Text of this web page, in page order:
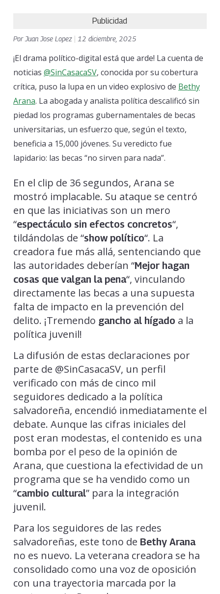
Publicidad
Por Juan Jose Lopez 12 diciembre, 2025
¡El drama político-digital está que arde! La cuenta de
noticias @SinCasacaSV, conocida por su cobertura
crítica, puso la lupa en un video explosivo de Bethy
Arana. La abogada y analista política descalificó sin
piedad los programas gubernamentales de becas
universitarias, un esfuerzo que, según el texto,
beneficia a 15,000 jóvenes. Su veredicto fue
lapidario: las becas “no sirven para nada”.
En el clip de 36 segundos, Arana se
mostró implacable. Su ataque se centró
en que las iniciativas son un mero
“espectáculo sin efectos concretos“,
tildándolas de “show político“. La
creadora fue más allá, sentenciando que
las autoridades deberían “Mejor hagan
cosas que valgan la pena“, vinculando
directamente las becas a una supuesta
falta de impacto en la prevención del
delito. ¡Tremendo gancho al hígado a la
política juvenil!
La difusión de estas declaraciones por
parte de @SinCasacaSV, un perfil
verificado con más de cinco mil
seguidores dedicado a la política
salvadoreña, encendió inmediatamente el
debate. Aunque las cifras iniciales del
post eran modestas, el contenido es una
bomba por el peso de la opinión de
Arana, que cuestiona la efectividad de un
programa que se ha vendido como un
“cambio cultural” para la integración
juvenil.
Para los seguidores de las redes
salvadoreñas, este tono de Bethy Arana
no es nuevo. La veterana creadora se ha
consolidado como una voz de oposición
con una trayectoria marcada por la